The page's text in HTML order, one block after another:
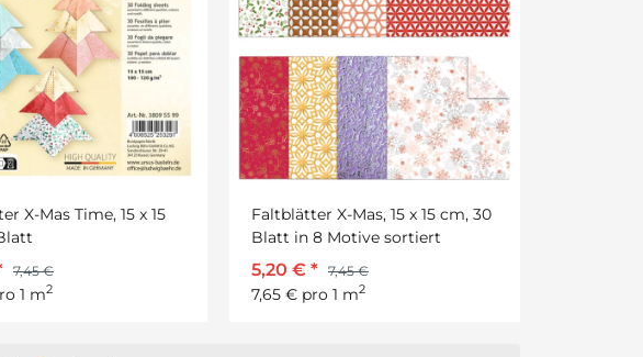
X-Mas Time, 15 x 15
7,45 €
1 m2
Faltblätter X-Mas, 15 x 15 cm, 30
Blatt in 8 Motive sortiert
5,20 € * 7,45 €
7,65 € pro 1 m2